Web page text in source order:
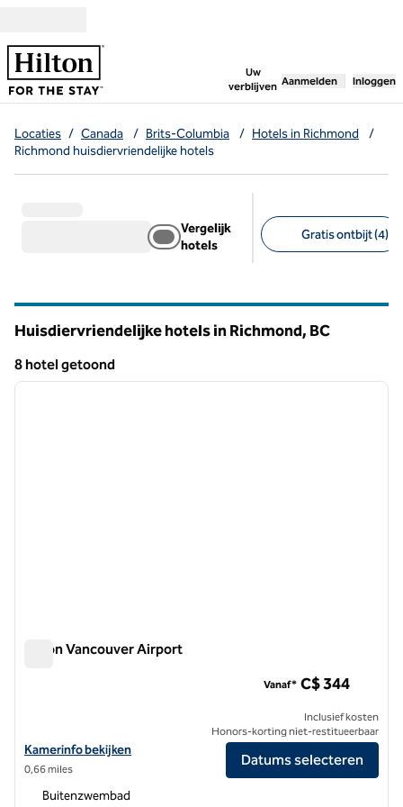
Uw
verblijven
, opent nieuw
Aanmelden Inloggen
Locaties / Canada / Brits-Columbia / Hotels in Richmond
/
Richmond huisdiervriendelijke hotels
Vergelijk
hotels
Gratis ontbijt (4)
Huisdiervriendelijke hotels in Richmond, BC
8 hotel getoond
8 hotel getoond
1 van 12
Hilton Vancouver Airport
Bekijk hoteldetails voor Hilton Vancouver Airport
Kamerinfo bekijken
0,66 miles
Vanaf* C$ 344
Inclusief kosten
Honors-korting niet-restitueerbaar
Datums selecteren
Buitenzwembad